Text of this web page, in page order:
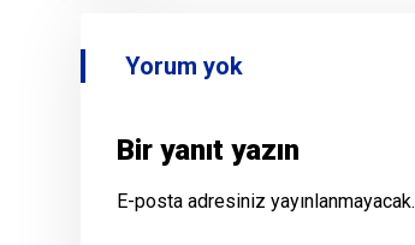
Yorum yok
Bir yanıt yazın
E-posta adresiniz yayınlanmayacak.